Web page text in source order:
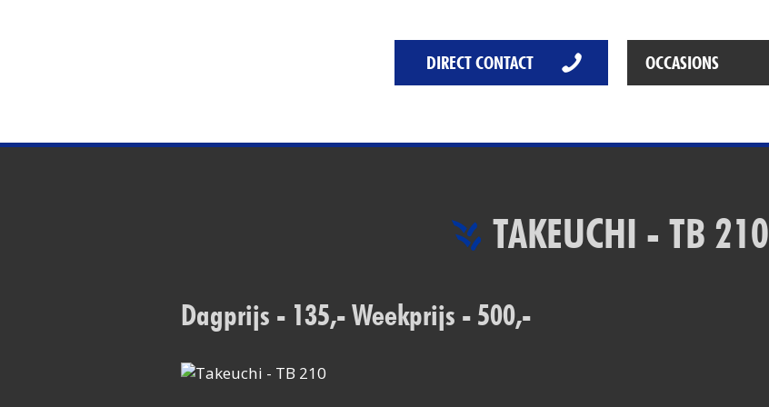
Het digitale tijdperk
De toekomst
DIRECT CONTACT OCCASIONS
TAKEUCHI - TB 210
Dagprijs - 135,-Weekprijs - 500,-